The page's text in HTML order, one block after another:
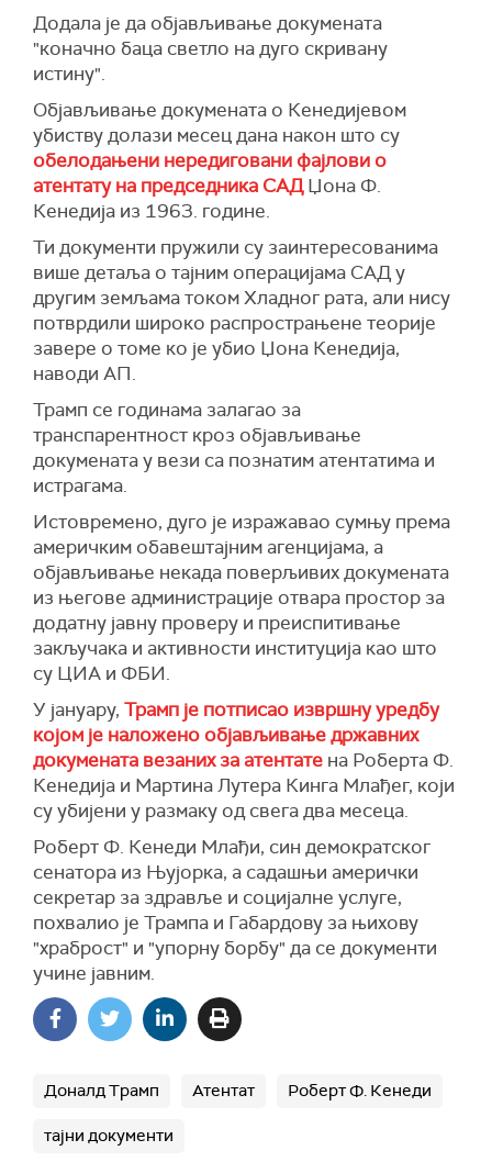
Додала је да објављивање докумената
"коначно баца светло на дуго скривану
истину".
Објављивање докумената о Кенедијевом
убиству долази месец дана након што су
обелодањени нередиговани фајлови о
атентату на председника САДЏона Ф.
Кенедија из 1963. године.
Ти документи пружили су заинтересованима
више детаља о тајним операцијама САД у
другим земљама током Хладног рата, али нису
потврдили широко распрострањене теорије
завере о томе ко је убио Џона Кенедија,
наводи АП.
Трамп се годинама залагао за
транспарентност кроз објављивање
докумената у вези са познатим атентатима и
истрагама.
Истовремено, дуго је изражавао сумњу према
америчким обавештајним агенцијама, а
објављивање некада поверљивих докумената
из његове администрације отвара простор за
додатну јавну проверу и преиспитивање
закључака и активности институција као што
су ЦИА и ФБИ.
У јануару, Трамп је потписао извршну уредбу
којом је наложено објављивање државних
докумената везаних за атентате на Роберта Ф.
Кенедија и Мартина Лутера Кинга Млађег, који
су убијени у размаку од свега два месеца.
Роберт Ф. Кенеди Млађи, син демократског
сенатора из Њујорка, а садашњи амерички
секретар за здравље и социјалне услуге,
похвалио је Трампа и Габардову за њихову
"храброст" и "упорну борбу" да се документи
учине јавним.
Доналд Трамп Атентат Роберт Ф. Кенеди
тајни документи